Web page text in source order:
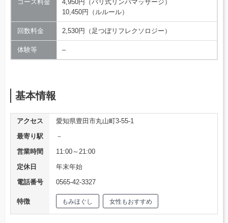
コース料金
4,950円（バリ式リンパマッサージ）
10,450円（ルルール）
回数料金 2,530円（足つぼリフレクソロジー）
体験等 –
基本情報
アクセス
愛知県豊田市丸山町3-55-1
最寄り駅
－
営業時間
11:00～21:00
定休日
年末年始
電話番号
0565-42-3327
特徴 もみほぐし 女性もおすすめ